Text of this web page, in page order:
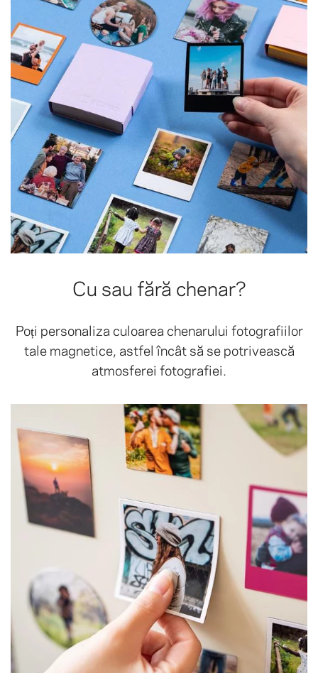
Cu sau fără chenar?
Poți personaliza culoarea chenarului fotografiilor
tale magnetice, astfel încât să se potrivească
atmosferei fotografiei.